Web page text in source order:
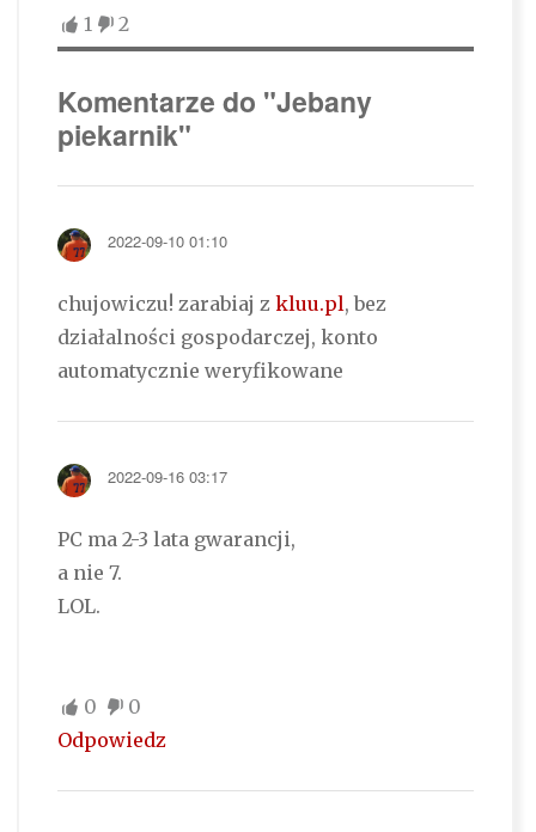
1 2
Komentarze do "Jebany
piekarnik"
2022-09-10 01:10
chujowiczu! zarabiaj z kluu.pl, bez
działalności gospodarczej, konto
automatycznie weryfikowane
2022-09-16 03:17
PC ma 2-3 lata gwarancji,
a nie 7.
LOL.
0
0
Odpowiedz